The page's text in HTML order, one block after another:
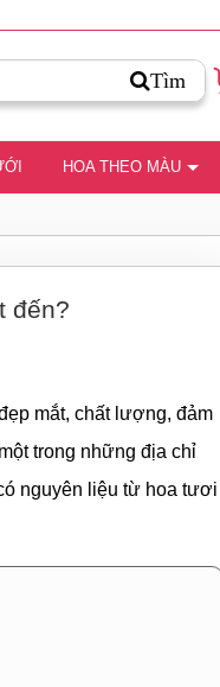
Tìm
HOA THEO MÀU
đến?
mắt, chất lượng, đảm
trong những địa chỉ
nguyên liệu từ hoa tươi